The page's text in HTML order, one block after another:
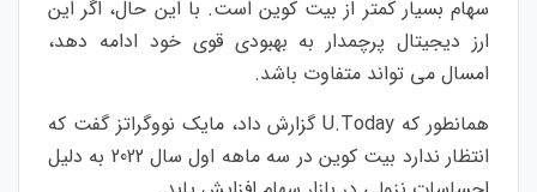
سهام بسیار کمتر از بیت کوین است. با این حال، اگر این
ارز دیجیتال پرچمدار به بهبودی قوی خود ادامه دهد،
امسال می تواند متفاوت باشد.
همانطور که U.Today گزارش داد، مایک نووگراتز گفت که
انتظار ندارد بیت کوین در سه ماهه اول سال 2022 به دلیل